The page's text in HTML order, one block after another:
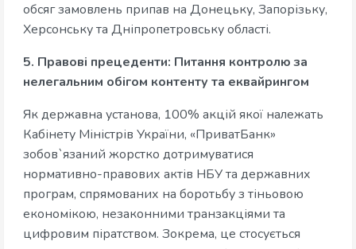
обсяг замовлень припав на Донецьку, Запорізьку,
Херсонську та Дніпропетровську області.
5. Правові прецеденти: Питання контролю за
нелегальним обігом контенту та еквайрингом
Як державна установа, 100% акцій якої належать
Кабінету Міністрів України, «ПриватБанк»
зобов`язаний жорстко дотримуватися
нормативно-правових актів НБУ та державних
програм, спрямованих на боротьбу з тіньовою
економікою, незаконними транзакціями та
цифровим піратством. Зокрема, це стосується